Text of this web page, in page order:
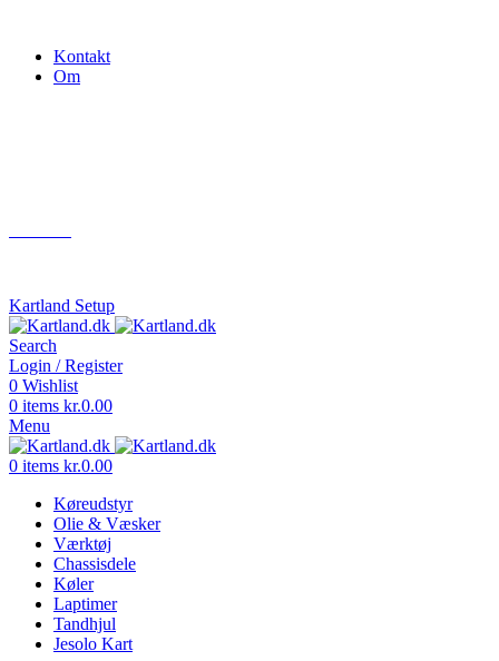
Kontakt
Om
Kartland Setup
Search
Login / Register
0 Wishlist
0 items kr.0.00
Menu
0 items kr.0.00
Køreudstyr
Olie & Væsker
Værktøj
Chassisdele
Køler
Laptimer
Tandhjul
Jesolo Kart